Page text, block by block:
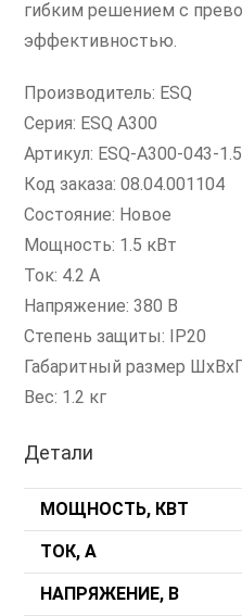
гибким решением с
эффективностью.
Производитель: ESQ
Серия: ESQ A300
Артикул: ESQ-A300-043-
Код заказа: 08.04.001104
Состояние: Новое
Мощность: 1.5 кВт
Ток: 4.2 А
Напряжение: 380 В
Степень защиты: IP20
Габаритный размер
Вес: 1.2 кг
Детали
МОЩНОСТЬ, КВТ
ТОК, А
НАПРЯЖЕНИЕ, В